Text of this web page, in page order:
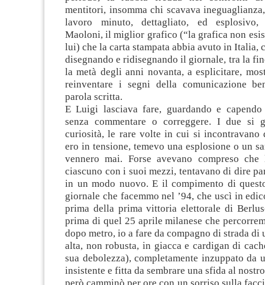
mentitori, insomma chi scavava
lavoro minuto, dettagliato, ed
Maoloni, il miglior grafico (“la grafica non
lui) che la carta stampata abbia avuto in Italia,
disegnando e ridisegnando il giornale, tra la
la metà degli anni novanta, a esplicitare,
reinventare i segni della comunicazione
parola scritta.
E Luigi lasciava fare, guardando e
senza commentare o correggere. I due si
curiosità, le rare volte in cui si incontravano
ero in tensione, temevo una esplosione o un
vennero mai. Forse avevano compreso che
ciascuno con i suoi mezzi, tentavano di dire
in un modo nuovo. E il compimento di
giornale che facemmo nel ’94, che uscì in
prima della prima vittoria elettorale di
prima di quel 25 aprile milanese che
dopo metro, io a fare da compagno di strada di
alta, non robusta, in giacca e cardigan di
sua debolezza), completamente inzuppato da
insistente e fitta da sembrare una sfida al